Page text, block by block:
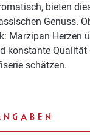
bieten
Genuss.
Marzipan Herzen
konstante
schätzen.